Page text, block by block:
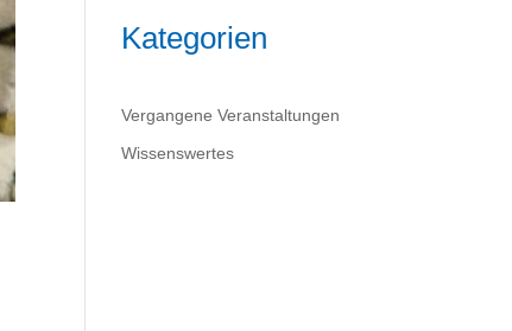
Kategorien
Vergangene Veranstaltungen
Wissenswertes